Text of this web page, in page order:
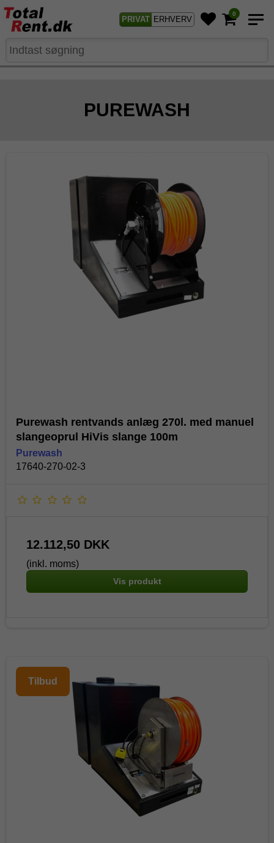
PRIVAT ERHVERV
0
PUREWASH
Purewash rentvands anlæg 270l. med manuel
slangeoprul HiVis slange 100m
Purewash
17640-270-02-3
12.112,50 DKK
(inkl. moms)
Vis produkt
Tilbud